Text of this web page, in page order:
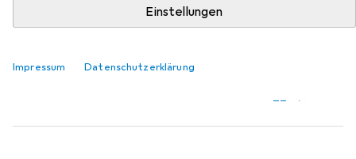
Einstellungen
Impressum Datenschutzerklärung
EUR
9,90
1 m, USB 3.2 Gen 1, 60 W